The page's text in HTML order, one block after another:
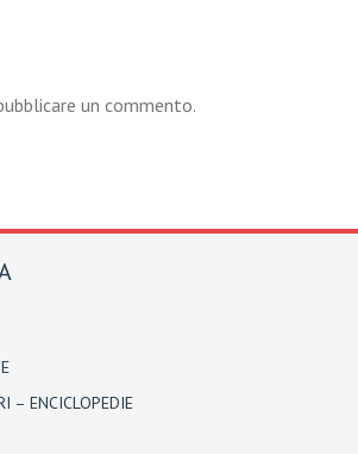
un commento.
– ENCICLOPEDIE